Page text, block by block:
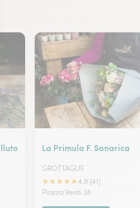
La Primula F. Sanarica
GROTTAGLIE
★★★★★4.9 (41)
Piazza Verdi 38